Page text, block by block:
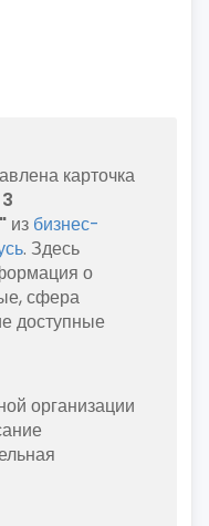
карточка
из бизнес-
. Здесь
о
сфера
доступные
организации